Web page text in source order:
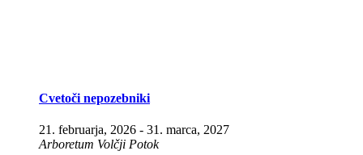
Cvetoči nepozebniki
21. februarja, 2026 - 31. marca, 2027
Arboretum Volčji Potok